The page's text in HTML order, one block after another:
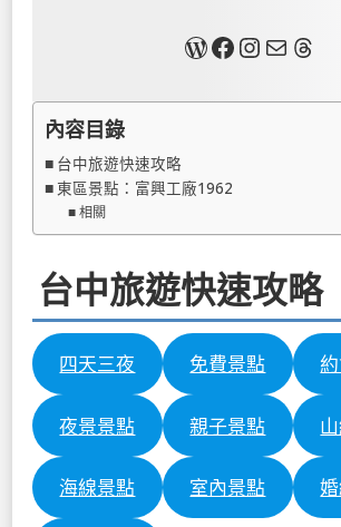
關於我Facebook InstagramMail Threads
內容目錄
台中旅遊快速攻略
東區景點：富興工廠1962
相關
台中旅遊快速攻略
四天三夜 免費景點
夜景景點 親子景點
海線景點 室內景點